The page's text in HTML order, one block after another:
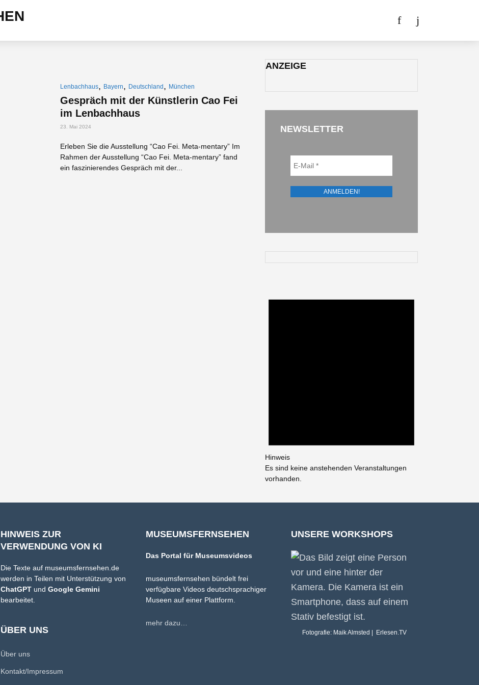
Lenbachhaus, Bayern, Deutschland , München
Gespräch mit der Künstlerin Cao Fei
im Lenbachhaus
23. Mai 2024
Erleben Sie die Ausstellung “Cao Fei. Meta-mentary” Im
Rahmen der Ausstellung “Cao Fei. Meta-mentary” fand
ein faszinierendes Gespräch mit der...
ANZEIGE
NEWSLETTER
Hinweis
Es sind keine anstehenden Veranstaltungen
vorhanden.
HINWEIS ZUR
VERWENDUNG VON KI
Die Texte auf museumsfernsehen.de
werden in Teilen mit Unterstützung von
ChatGPT und Google Gemini
bearbeitet.
ÜBER UNS
Über uns
Kontakt/Impressum
MUSEUMSFERNSEHEN
Das Portal für Museumsvideos
museumsfernsehen bündelt frei
verfügbare Videos deutschsprachiger
Museen auf einer Plattform.
mehr dazu…
UNSERE WORKSHOPS
Fotografie: Maik Almsted | Erlesen.TV